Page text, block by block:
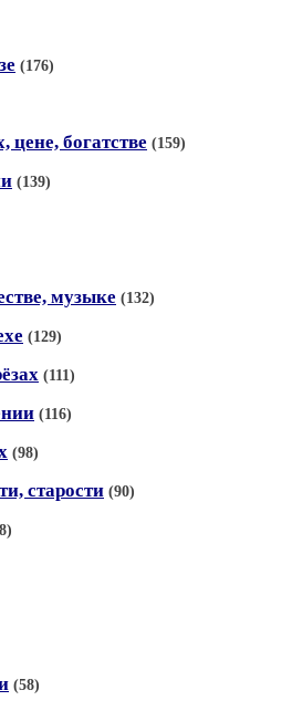
(176)
цене, богатстве (159)
(139)
музыке (132)
(129)
(111)
(116)
(98)
старости (90)
(58)